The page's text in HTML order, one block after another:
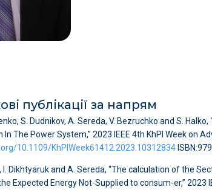
публікації за напрям
S. Dudnikov, A. Sereda, V. Bezruchko and S.
The Power System,” 2023 IEEE 4th KhPI Week on
10.1109/KhPIWeek61412.2023.10312834
I. Dikhtyaruk and A. Sereda, “The calculation of the
Expected Energy Not-Supplied to consum-er,” 2023